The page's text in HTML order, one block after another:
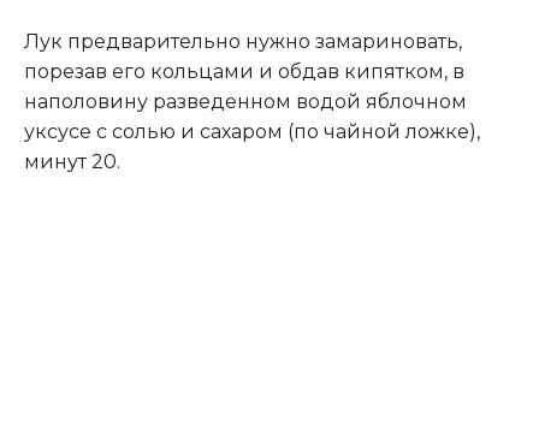
Лук предварительно нужно замариновать,
порезав его кольцами и обдав кипятком, в
наполовину разведенном водой яблочном
уксусе с солью и сахаром (по чайной ложке),
минут 20.